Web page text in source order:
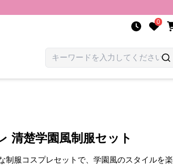
0
清楚学園風制服セット
制服コスプレセットで、学園風のスタイルを楽